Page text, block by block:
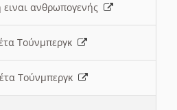
ειναι ανθρωπογενής
Τούνμπεργκ
Τούνμπεργκ